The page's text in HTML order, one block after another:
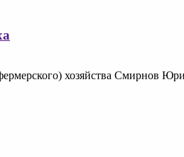
хозяйства Смирнов